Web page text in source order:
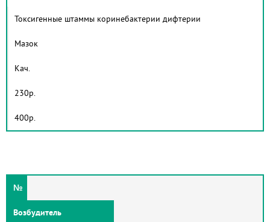
Токсигенные штаммы коринебактерии дифтерии
Мазок
Кач.
230р.
400р.
№
Возбудитель